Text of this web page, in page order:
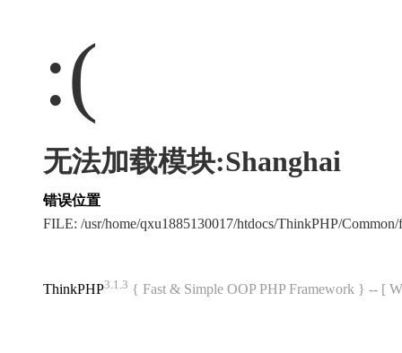
:(
无法加载模块:Shanghai
错误位置
FILE: /usr/home/qxu1885130017/htdocs/ThinkPHP/
ThinkPHP3.1.3 { Fast & Simple OOP PHP Framework } -- [